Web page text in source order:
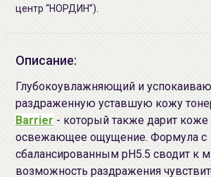
центр “НОРДИН”).
Описание:
Глубокоувлажняющий и
раздраженную уставшую кожу
Barrier - который также дарит коже
освежающее ощущение. Формула с
сбалансированным pH5.5 сводит к
возможность раздражения